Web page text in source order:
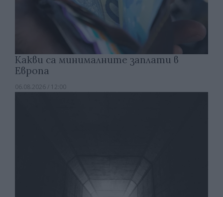
Какви са минималните заплати в
Европа
06.08.2026 / 12:00